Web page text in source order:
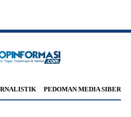
PEDOMAN MEDIA SIBER